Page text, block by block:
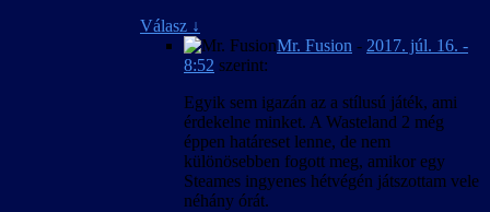
Válasz ↓
Mr. Fusion - 2017. júl. 16. -
8:52 szerint:
Egyik sem igazán az a stílusú játék, ami
érdekelne minket. A Wasteland 2 még
éppen határeset lenne, de nem
különösebben fogott meg, amikor egy
Steames ingyenes hétvégén játszottam vele
néhány órát.